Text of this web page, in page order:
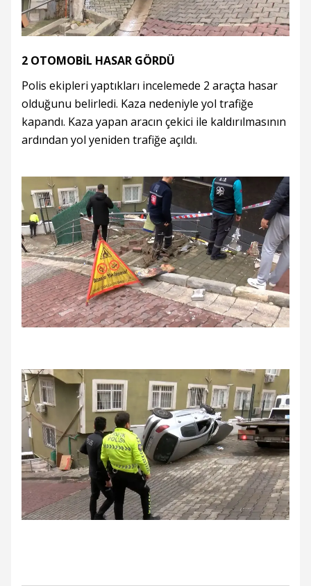
2 OTOMOBİL HASAR GÖRDÜ
Polis ekipleri yaptıkları incelemede 2 araçta hasar
olduğunu belirledi. Kaza nedeniyle yol trafiğe
kapandı. Kaza yapan aracın çekici ile kaldırılmasının
ardından yol yeniden trafiğe açıldı.